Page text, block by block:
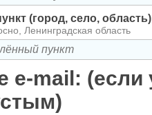
(город, село,
Ленинградская область
e-mail: (если